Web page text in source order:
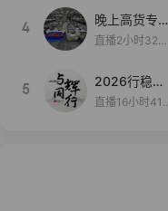
4
晚上高货专场
大放漏
直播2小时32分
5
2026行稳致
远
直播16小时41